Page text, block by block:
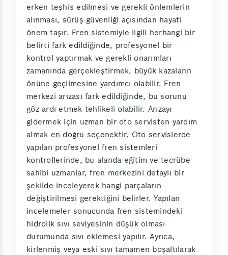
erken teşhis edilmesi ve gerekli önlemlerin
alınması, sürüş güvenliği açısından hayati
önem taşır. Fren sistemiyle ilgili herhangi bir
belirti fark edildiğinde, profesyonel bir
kontrol yaptırmak ve gerekli onarımları
zamanında gerçekleştirmek, büyük kazaların
önüne geçilmesine yardımcı olabilir. Fren
merkezi arızası fark edildiğinde, bu sorunu
göz ardı etmek tehlikeli olabilir. Arızayı
gidermek için uzman bir oto servisten yardım
almak en doğru seçenektir. Oto servislerde
yapılan profesyonel fren sistemleri
kontrollerinde, bu alanda eğitim ve tecrübe
sahibi uzmanlar, fren merkezini detaylı bir
şekilde inceleyerek hangi parçaların
değiştirilmesi gerektiğini belirler. Yapılan
incelemeler sonucunda fren sistemindeki
hidrolik sıvı seviyesinin düşük olması
durumunda sıvı eklemesi yapılır. Ayrıca,
kirlenmiş veya eski sıvı tamamen boşaltılarak